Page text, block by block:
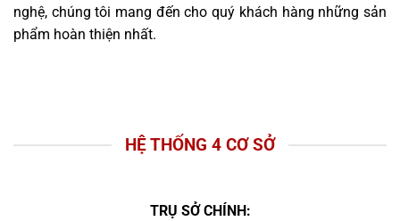
nghệ, chúng tôi mang đến cho quý khách hàng những sản
phẩm hoàn thiện nhất.
HỆ THỐNG 4 CƠ SỞ
TRỤ SỞ CHÍNH: